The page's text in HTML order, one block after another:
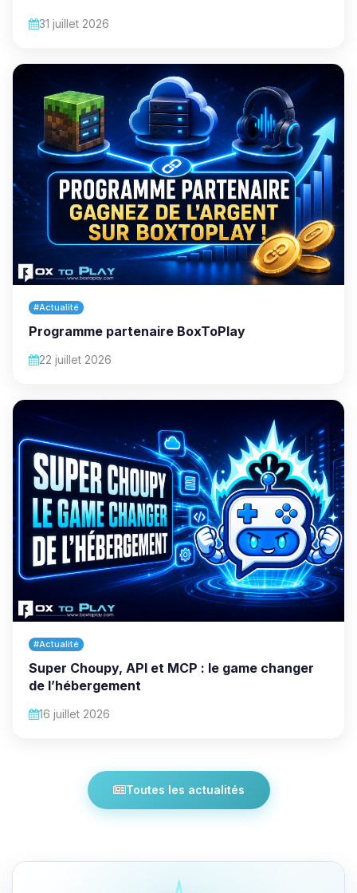
31 juillet 2026
#Actualité
Programme partenaire BoxToPlay
22 juillet 2026
#Actualité
Super Choupy, API et MCP : le game changer
de l’hébergement
16 juillet 2026
Toutes les actualités